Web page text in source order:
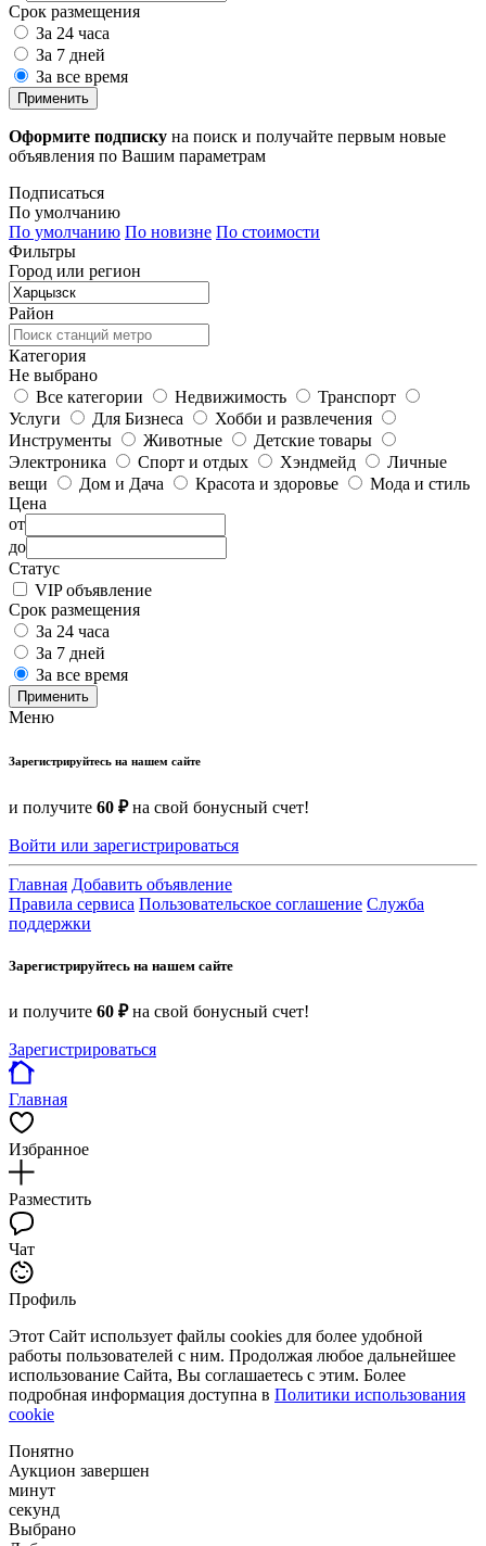
Срок размещения
За 24 часа
За 7 дней
За все время
Применить
Оформите подписку на поиск и получайте первым новые
объявления по Вашим параметрам
Подписаться
По умолчанию
По умолчанию По новизне По стоимости
Фильтры
Город или регион
Район
Категория
Не выбрано
Все категории
Недвижимость
Транспорт
Услуги
Для Бизнеса
Хобби и развлечения
Инструменты
Животные
Детские товары
Электроника
Спорт и отдых Хэндмейд
Личные
вещи
Дом и Дача Красота и здоровье
Мода и стиль
Цена
от
до
Статус
VIP объявление
Срок размещения
За 24 часа
За 7 дней
За все время
Применить
Меню
Зарегистрируйтесь на нашем сайте
и получите 60 ₽на свой бонусный счет!
Войти или зарегистрироваться
Главная Добавить объявление
Правила сервиса Пользовательское соглашение Служба
поддержки
Зарегистрируйтесь на нашем сайте
и получите 60 ₽на свой бонусный счет!
Зарегистрироваться
Главная
Избранное
Разместить
Чат
Профиль
Этот Сайт использует файлы cookies для более удобной
работы пользователей с ним. Продолжая любое дальнейшее
использование Сайта, Вы соглашаетесь с этим. Более
подробная информация доступна в Политики использования
cookie
Понятно
Аукцион завершен
минут
секунд
Выбрано